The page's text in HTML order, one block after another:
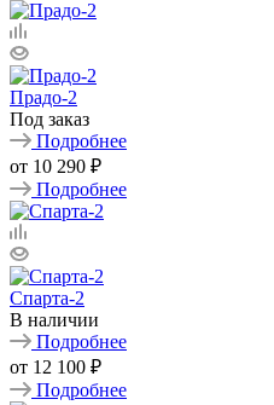
Прадо-2
Под заказ
Подробнее
от 10 290 ₽
Подробнее
Спарта-2
В наличии
Подробнее
от 12 100 ₽
Подробнее